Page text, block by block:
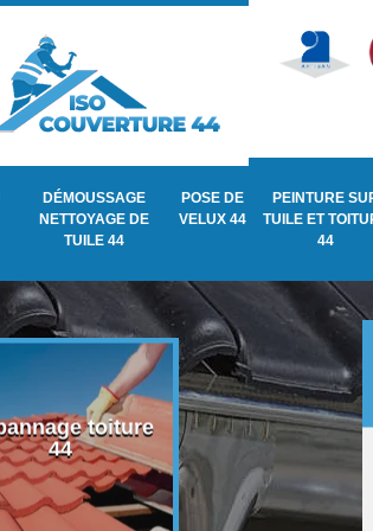
DÉMOUSSAGE
NETTOYAGE DE
TUILE 44
POSE DE
VELUX 44
PEINTURE
TUILE ET
44
Recherche de fuite
de toiture 44
mousse